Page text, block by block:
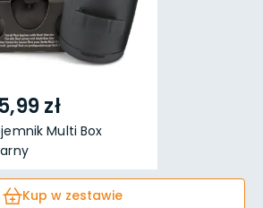
zł
Multi Box
Kup w zestawie